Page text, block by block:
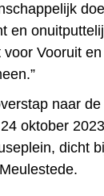
en
Vooruit
naar
oktober
dicht